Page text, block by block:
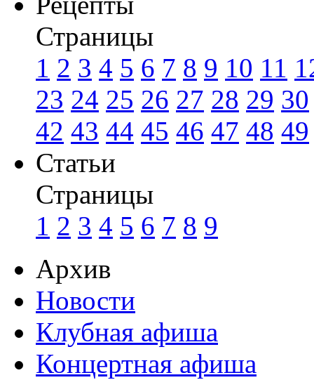
Страницы
1 2 3 4 5 6 7 8 9 10 11
23 24 25 26 27 28 29 30
42 43 44 45 46 47 48 49
Статьи
Страницы
1 2 3 4 5 6 7 8 9
Архив
Новости
Клубная афиша
Концертная афиша